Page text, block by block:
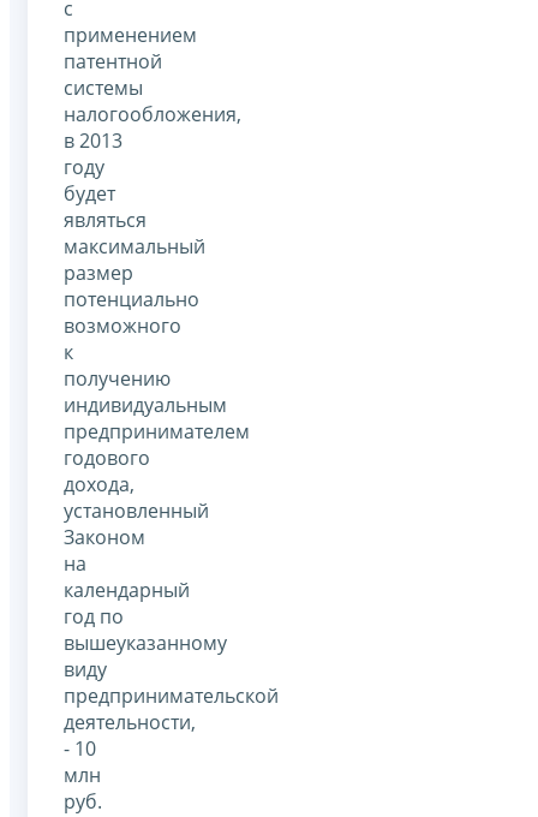
с
применением
патентной
системы
налогообложения,
в 2013
году
будет
являться
максимальный
размер
потенциально
возможного
к
получению
индивидуальным
предпринимателем
годового
дохода,
установленный
Законом
на
календарный
год по
вышеуказанному
виду
предпринимательской
деятельности,
- 10
млн
руб.